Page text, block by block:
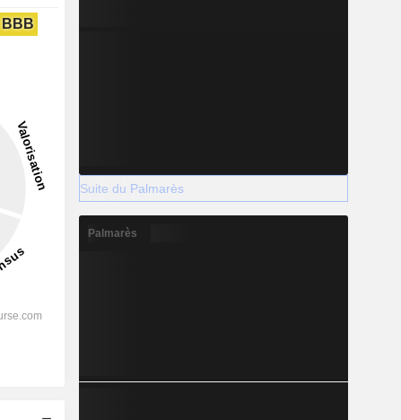
BBB
Suite du Palmarès
Palmarès